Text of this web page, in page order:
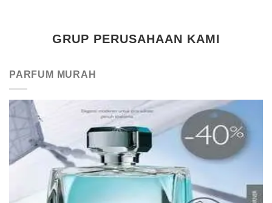
GRUP PERUSAHAAN KAMI
PARFUM MURAH